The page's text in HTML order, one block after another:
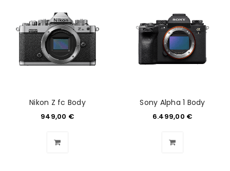
Nikon Z fc Body
949,00 €
Sony Alpha 1 Body
6.499,00 €